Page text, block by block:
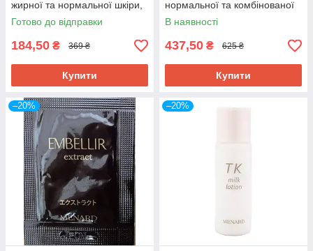
жирної та нормальної шкіри,
пробник 10 мл
Готово до відправки
184,50 ₴ 369 ₴
Купити
нормальної та комбінованої
шкіри, пробник 20 мл
В наявності
437,50 ₴ 625 ₴
Купити
–20% –20%